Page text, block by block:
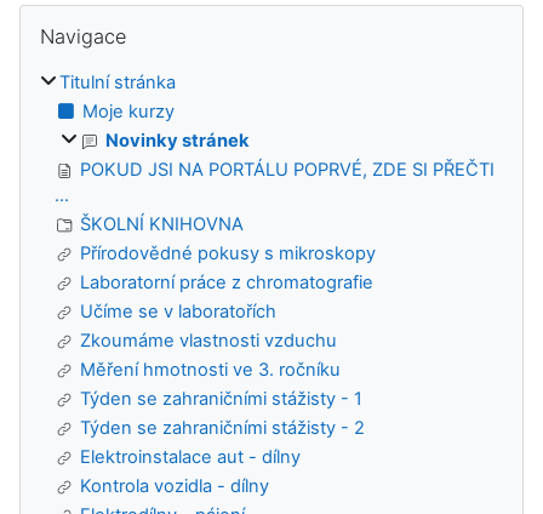
Bloky
Navigace
Titulní stránka
Moje kurzy
Novinky stránek
POKUD JSI NA PORTÁLU POPRVÉ, ZDE SI PŘEČTI
...
ŠKOLNÍ KNIHOVNA
Přírodovědné pokusy s mikroskopy
Laboratorní práce z chromatografie
Učíme se v laboratořích
Zkoumáme vlastnosti vzduchu
Měření hmotnosti ve 3. ročníku
Týden se zahraničními stážisty - 1
Týden se zahraničními stážisty - 2
Elektroinstalace aut - dílny
Kontrola vozidla - dílny